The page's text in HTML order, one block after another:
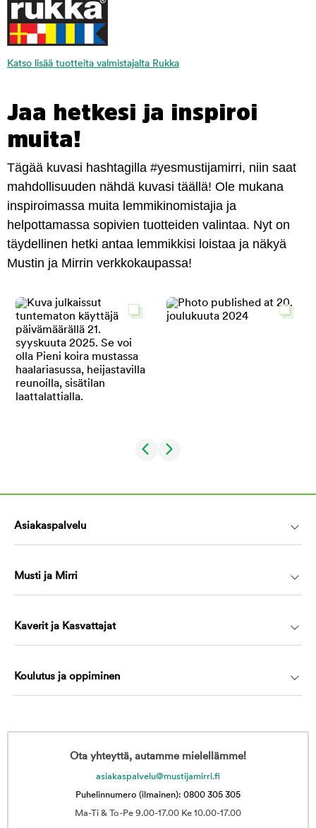
Katso lisää tuotteita valmistajalta Rukka
Jaa hetkesi ja inspiroi
muita!
Tägää kuvasi hashtagilla #yesmustijamirri, niin saat
mahdollisuuden nähdä kuvasi täällä! Ole mukana
inspiroimassa muita lemmikinomistajia ja
helpottamassa sopivien tuotteiden valintaa. Nyt on
täydellinen hetki antaa lemmikkisi loistaa ja näkyä
Mustin ja Mirrin verkkokaupassa!
Asiakaspalvelu
Musti ja Mirri
Kaverit ja Kasvattajat
Koulutus ja oppiminen
Ota yhteyttä, autamme mielellämme!
asiakaspalvelu@mustijamirri.fi
Puhelinnumero (ilmainen): 0800 305 305
Ma-Ti & To-Pe 9.00-17.00 Ke 10.00-17.00